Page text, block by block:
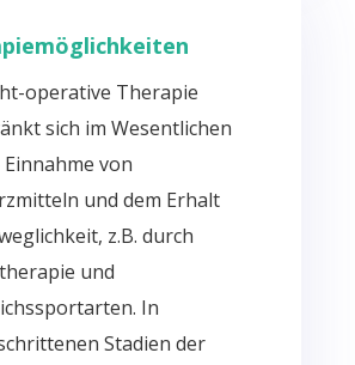
operative Therapie
sich im Wesentlichen
von
und dem Erhalt
z.B. durch
und
In
Stadien der